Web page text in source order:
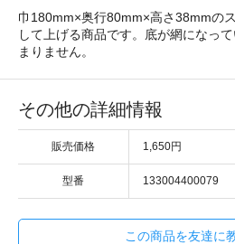
巾180mm×奥行80mm×高さ38mmの
して上げる商品です。底が網になっ
まりません。
その他の詳細情報
販売価格 1,650円
型番 133004400079
この商品を友達に